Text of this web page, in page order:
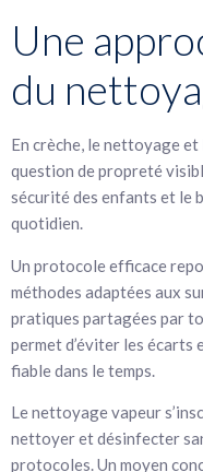
Une
du
En crèche, le nettoyage
question de propreté
sécurité des enfants et le
quotidien.
Un protocole efficace
méthodes adaptées aux
pratiques partagées par
permet d’éviter les écarts
fiable dans le temps.
Le nettoyage vapeur
nettoyer et désinfecter
protocoles. Un moyen